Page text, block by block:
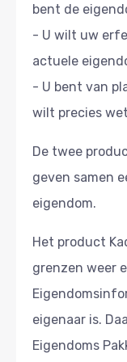
bent de
- U wilt uw
actuele
- U bent van
wilt precies
De twee
geven samen
eigendom.
Het product
grenzen weer
eigenaar is.
Eigendoms